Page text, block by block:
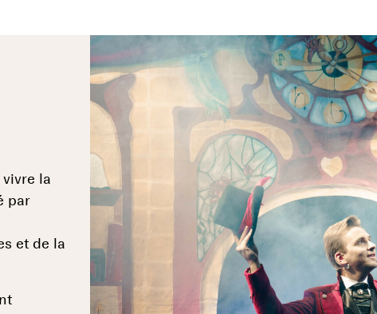
la
par
et de la